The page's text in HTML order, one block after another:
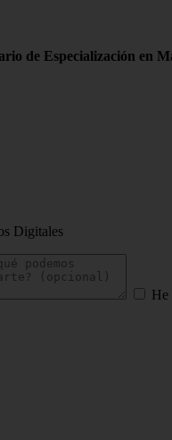
de Especialización en
Digitales
He